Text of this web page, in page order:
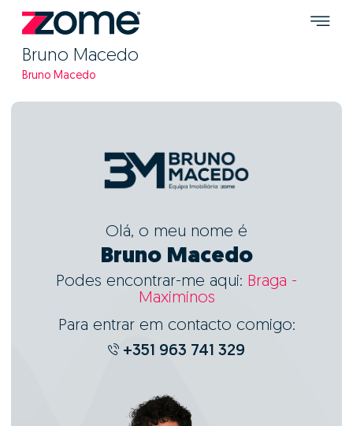
Bruno Macedo
Bruno Macedo
Olá, o meu nome é
Bruno Macedo
Podes encontrar-me aqui: Braga -
Maximinos
Para entrar em contacto comigo:
+351 963 741 329